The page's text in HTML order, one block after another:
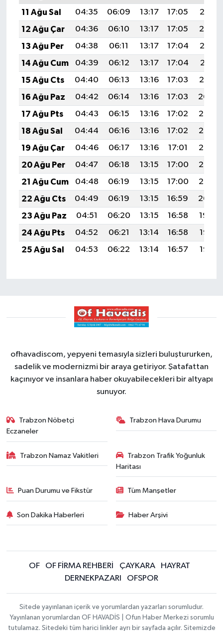
11 Ağu Sal
04:35 06:09 13:17 17:05
20:15
12 Ağu Çar
04:36 06:10 13:17 17:05
20:14
13 Ağu Per
04:38 06:11 13:17 17:04
20:12
14 Ağu Cum
04:39 06:12 13:17 17:04
20:11
15 Ağu Cts
04:40 06:13 13:16 17:03
20:10
16 Ağu Paz
04:42 06:14 13:16 17:03
20:09
17 Ağu Pts
04:43 06:15 13:16 17:02
20:07
18 Ağu Sal
04:44 06:16 13:16 17:02
20:06
19 Ağu Çar
04:46 06:17 13:16 17:01
20:05
20 Ağu Per
04:47 06:18 13:15 17:00
20:03
21 Ağu Cum
04:48 06:19 13:15 17:00
20:02
22 Ağu Cts
04:49 06:19 13:15 16:59
20:00
23 Ağu Paz
04:51 06:20 13:15 16:58
19:59
24 Ağu Pts
04:52 06:21 13:14 16:58
19:58
25 Ağu Sal
04:53 06:22 13:14 16:57 19:56
ofhavadiscom, yepyeni temasıyla sizleri buluştururken,
sadelik ve modernizmi bir araya getiriyor. Şatafattan
kaçınıyor ve insanlara haber okuyabilecekleri bir altyapı
sunuyor.
Trabzon Nöbetçi
Eczaneler
Trabzon Hava Durumu
Trabzon Namaz Vakitleri
Trabzon Trafik Yoğunluk
Haritası
Puan Durumu ve Fikstür Tüm Manşetler
Son Dakika Haberleri Haber Arşivi
OF OF FİRMA REHBERİ ÇAYKARA
HAYRAT
DERNEKPAZARI
OFSPOR
Sitede yayınlanan içerik ve yorumlardan yazarları sorumludur.
Yayınlanan yorumlardan OF HAVADİS | Ofun Haber Merkezi sorumlu
tutulamaz. Sitedeki tüm harici linkler ayrı bir sayfada açılır. Sitemizde